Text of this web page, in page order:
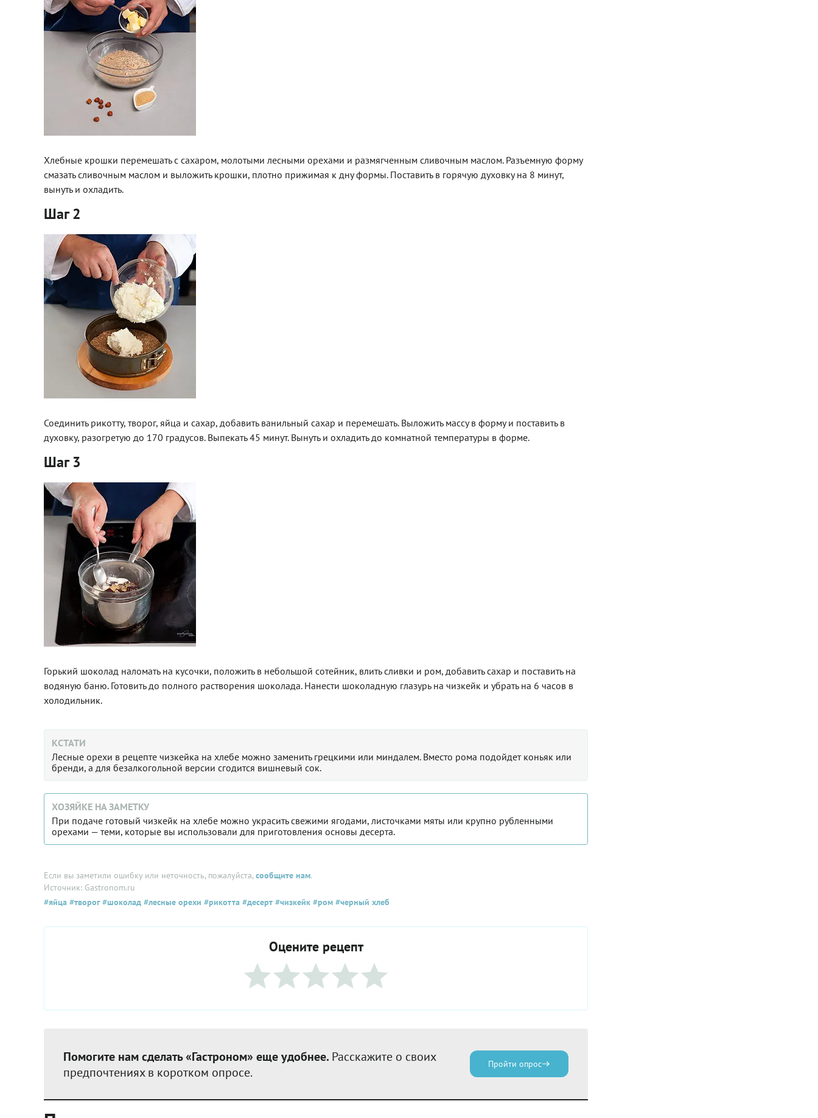
Хлебные крошки перемешать с сахаром, молотыми лесными орехами и размягченным сливочным маслом. Разъемную форму
смазать сливочным маслом и выложить крошки, плотно прижимая к дну формы. Поставить в горячую духовку на 8 минут,
вынуть и охладить.
Шаг 2
Соединить рикотту, творог, яйца и сахар, добавить ванильный сахар и перемешать. Выложить массу в форму и поставить в
духовку, разогретую до 170 градусов. Выпекать 45 минут. Вынуть и охладить до комнатной температуры в форме.
Шаг 3
Горький шоколад наломать на кусочки, положить в небольшой сотейник, влить сливки и ром, добавить сахар и поставить на
водяную баню. Готовить до полного растворения шоколада. Нанести шоколадную глазурь на чизкейк и убрать на 6 часов в
холодильник.
КСТАТИ
Лесные орехи в рецепте чизкейка на хлебе можно заменить грецкими или миндалем. Вместо рома подойдет коньяк или
бренди, а для безалкогольной версии сгодится вишневый сок.
ХОЗЯЙКЕ НА ЗАМЕТКУ
При подаче готовый чизкейк на хлебе можно украсить свежими ягодами, листочками мяты или крупно рубленными
орехами — теми, которые вы использовали для приготовления основы десерта.
Если вы заметили ошибку или неточность, пожалуйста,сообщите нам.
Источник: Gastronom.ru
#яйца #творог#шоколад #лесные орехи #рикотта #десерт #чизкейк #ром #черный хлеб
Оцените рецепт
Помогите нам сделать «Гастроном» еще удобнее. Расскажите о своих
предпочтениях в коротком опросе.
Пройти опрос